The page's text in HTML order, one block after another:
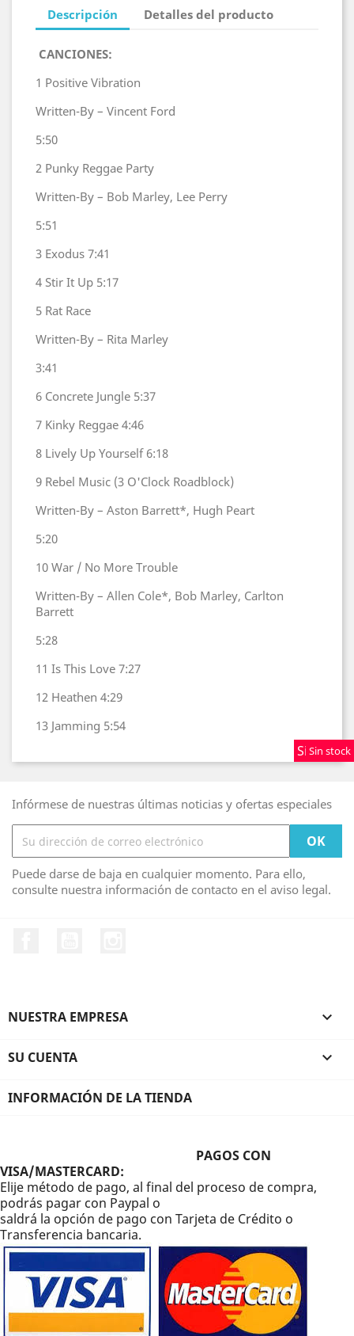
Sin stock
Sin stock
Sin stock
Descripción Detalles del producto
CANCIONES:
1 Positive Vibration
Written-By – Vincent Ford
5:50
2 Punky Reggae Party
Written-By – Bob Marley, Lee Perry
5:51
3 Exodus 7:41
4 Stir It Up 5:17
5 Rat Race
Written-By – Rita Marley
3:41
6 Concrete Jungle 5:37
7 Kinky Reggae 4:46
8 Lively Up Yourself 6:18
9 Rebel Music (3 O'Clock Roadblock)
Written-By – Aston Barrett*, Hugh Peart
5:20
10 War / No More Trouble
Written-By – Allen Cole*, Bob Marley, Carlton
Barrett
5:28
11 Is This Love 7:27
12 Heathen 4:29
13 Jamming 5:54
Infórmese de nuestras últimas noticias y ofertas especiales
Puede darse de baja en cualquier momento. Para ello,
consulte nuestra información de contacto en el aviso legal.
NUESTRA EMPRESA 
SU CUENTA 
INFORMACIÓN DE LA TIENDA
PAGOS CON
VISA/MASTERCARD:
Elije método de pago, al final del proceso de compra,
podrás pagar con Paypal o
saldrá la opción de pago con Tarjeta de Crédito o
Transferencia bancaria.